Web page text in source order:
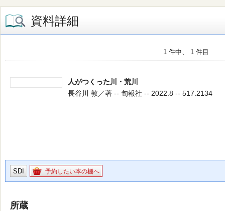
資料詳細
1 件中、 1 件目
人がつくった川・荒川
長谷川 敦／著 -- 旬報社 -- 2022.8 -- 517.2134
SDI 予約したい本の棚へ
所蔵